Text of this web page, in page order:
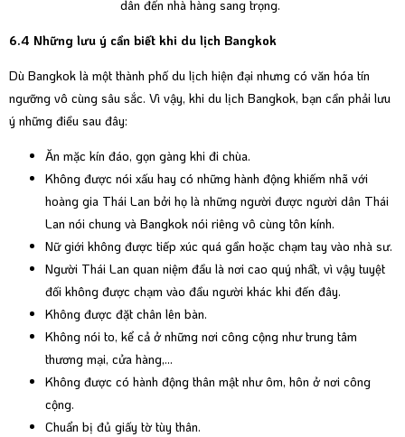
dân đến nhà hàng sang trọng.
6.4 Những lưu ý cần biết khi du lịch Bangkok
Dù Bangkok là một thành phố du lịch hiện đại nhưng có văn hóa tín
ngưỡng vô cùng sâu sắc. Vì vậy, khi du lịch Bangkok, bạn cần phải lưu
ý những điều sau đây:
Ăn mặc kín đáo, gọn gàng khi đi chùa.
Không được nói xấu hay có những hành động khiếm nhã với
hoàng gia Thái Lan bởi họ là những người được người dân Thái
Lan nói chung và Bangkok nói riêng vô cùng tôn kính.
Nữ giới không được tiếp xúc quá gần hoặc chạm tay vào nhà sư.
Người Thái Lan quan niệm đầu là nơi cao quý nhất, vì vậy tuyệt
đối không được chạm vào đầu người khác khi đến đây.
Không được đặt chân lên bàn.
Không nói to, kể cả ở những nơi công cộng như trung tâm
thương mại, cửa hàng,...
Không được có hành động thân mật như ôm, hôn ở nơi công
cộng.
Chuẩn bị đủ giấy tờ tùy thân.